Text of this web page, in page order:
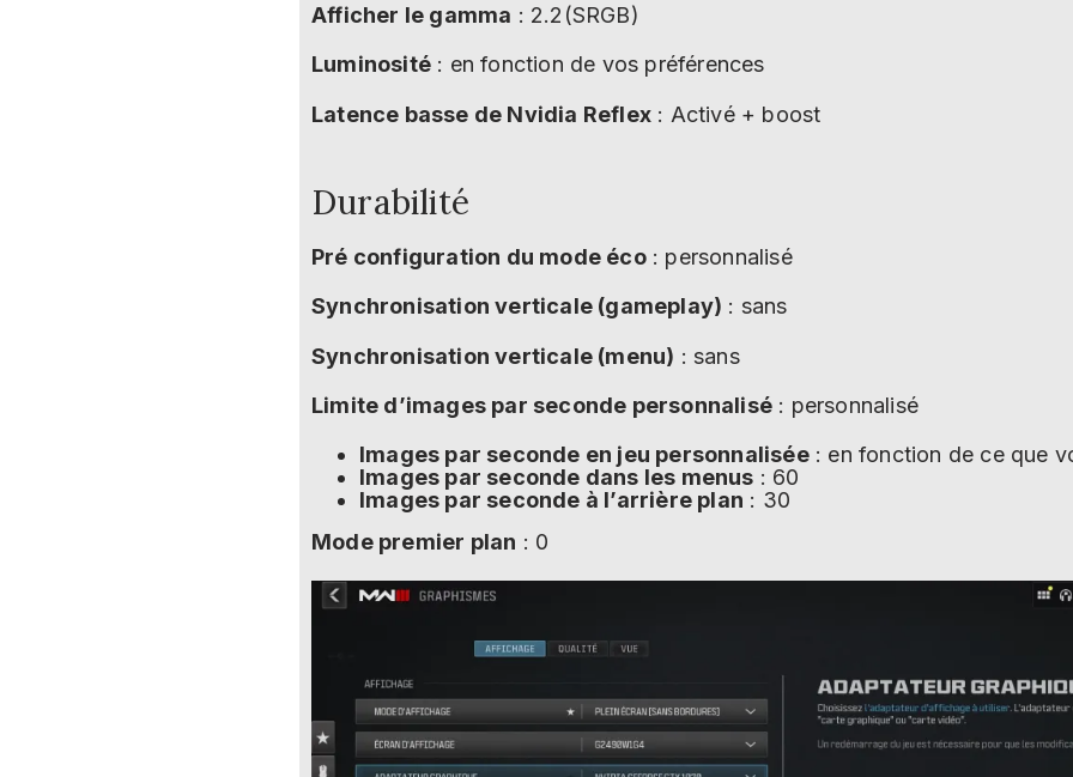
Afficher le gamma : 2.2(SRGB)
Luminosité : en fonction de vos préférences
Latence basse de Nvidia Reflex : Activé + boost
Durabilité
Pré configuration du mode éco: personnalisé
Synchronisation verticale (gameplay) : sans
Synchronisation verticale (menu) : sans
Limite d’images par seconde personnalisé : personnalisé
Images par seconde en jeu personnalisée: en fonction de ce que
Images par seconde dans les menus : 60
Images par seconde à l’arrière plan : 30
Mode premier plan : 0